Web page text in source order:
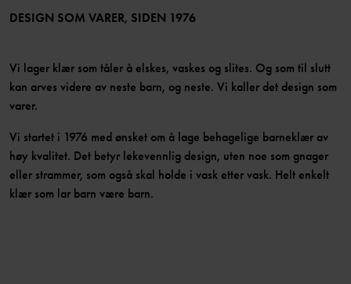
Bli medlem
DESIGN SOM VARER, SIDEN 1976
Vi lager klær som tåler å elskes, vaskes og slites. Og som til slutt
kan arves videre av neste barn, og neste. Vi kaller det design som
varer.
Vi startet i 1976 med ønsket om å lage behagelige barneklær av
høy kvalitet. Det betyr lekevennlig design, uten noe som gnager
eller strammer, som også skal holde i vask etter vask. Helt enkelt
klær som lar barn være barn.